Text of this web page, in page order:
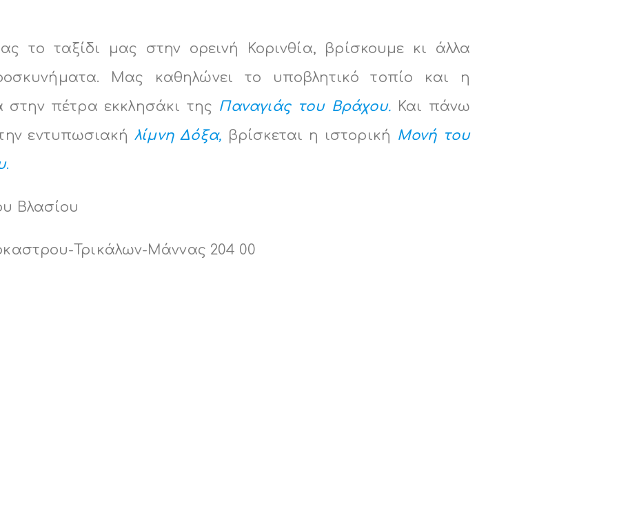
το ταξίδι μας στην ορεινή Κορινθία, βρίσκουμε κι άλλα
Μας καθηλώνει το υποβλητικό τοπίο και η
στην πέτρα εκκλησάκι της Παναγιάς του Βράχου. Και πάνω
εντυπωσιακήλίμνη Δόξα, βρίσκεται η ιστορική Μονή του
.
Βλασίου
Τρικάλων-Μάννας 204 00